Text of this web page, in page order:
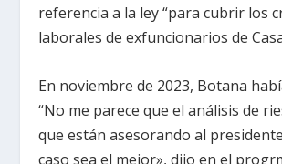
referencia a la ley “para cubrir los
laborales de exfuncionarios de
En noviembre de 2023, Botana
“No me parece que el análisis de
que están asesorando al
caso sea el mejor», dijo en el